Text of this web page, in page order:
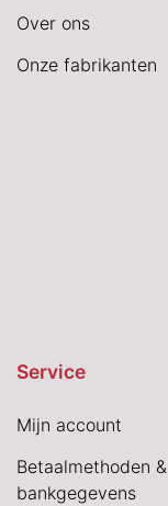
Over ons
Onze fabrikanten
Service
Mijn account
Betaalmethoden &
bankgegevens